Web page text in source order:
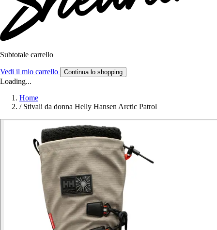
Subtotale carrello
Vedi il mio carrello Continua lo shopping
Loading...
Home
/ Stivali da donna Helly Hansen Arctic Patrol